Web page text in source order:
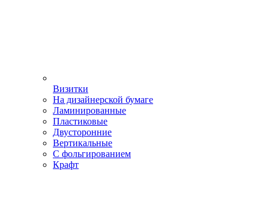
Визитки
На дизайнерской бумаге
Ламинированные
Пластиковые
Двусторонние
Вертикальные
С фольгированием
Крафт